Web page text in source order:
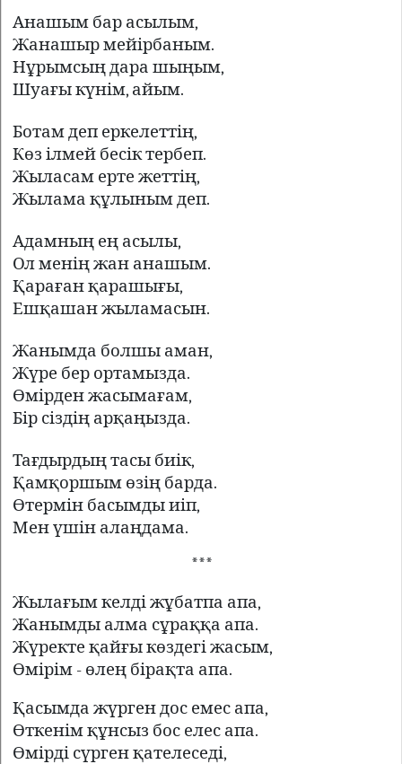
Анашым бар асылым,
Жанашыр мейірбаным.
Нұрымсың дара шыңым,
Шуағы күнім, айым.
Ботам деп еркелеттің,
Көз ілмей бесік тербеп.
Жыласам ерте жеттің,
Жылама құлыным деп.
Адамның ең асылы,
Ол менің жан анашым.
Қараған қарашығы,
Ешқашан жыламасын.
Жанымда болшы аман,
Жүре бер ортамызда.
Өмірден жасымағам,
Бір сіздің арқаңызда.
Тағдырдың тасы биік,
Қамқоршым өзің барда.
Өтермін басымды иіп,
Мен үшін алаңдама.
***
Жылағым келді жұбатпа апа,
Жанымды алма сұраққа апа.
Жүректе қайғы көздегі жасым,
Өмірім - өлең бірақта апа.
Қасымда жүрген дос емес апа,
Өткенім құнсыз бос елес апа.
Өмірді сүрген қателеседі,